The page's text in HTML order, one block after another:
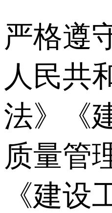
严格遵
人民共
法》《
质量管
《建设